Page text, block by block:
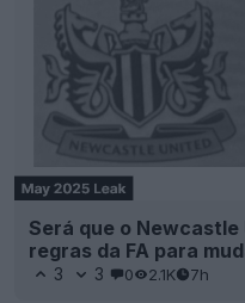
Será que o
regras da FA para
3 3 0 2.1K 7h